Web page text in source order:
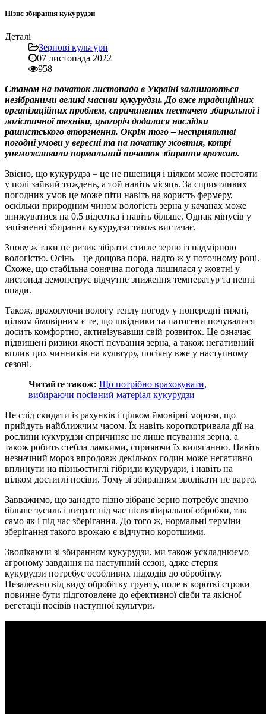
Пізнє збирання кукурудзи
Деталі
Зернові культури
07 листопада 2022
958
Станом на початок листопада в Україні залишаються
незібраними великі масиви кукурудзи. До вже традиційних
організаційних проблем, спричинених нестачею збиральної і
логістичної техніки, цьогоріч додалися наслідки
рашистського вторгнення. Окрім того – несприятливі
погодні умови у вересні та на початку жовтня, котрі
унеможливили нормальний початок збирання врожаю.
Звісно, що кукурудза – це не пшениця і цілком може постояти
у полі зайвий тиждень, а той навіть місяць. За сприятливих
погодних умов це може піти навіть на користь фермеру,
оскільки природним чином вологість зерна у качанах може
знижуватися на 0,5 відсотка і навіть більше. Однак мінусів у
запізненні збирання кукурудзи також вистачає.
Знову ж таки це ризик зібрати стигле зерно із надмірною
вологістю. Осінь – це дощова пора, надто ж у поточному році.
Схоже, що стабільна сонячна погода лишилася у жовтні у
листопад демонструє відчутне зниження температур та певні
опади.
Також, враховуючи вологу теплу погоду у попередні тижні,
цілком ймовірним є те, що шкідники та патогени почувалися
досить комфортно, активізувавши свій розвиток. Це означає
підвищені ризики якості псування зерна, а також негативний
вплив цих чинників на культуру, посіяну вже у наступному
сезоні.
Читайте також: Що потрібно враховувати,
вибираючи посівний матеріал кукурудзи
Не слід скидати із рахунків і цілком ймовірні морози, що
прийдуть найближчим часом. Їх навіть короткотривала дії на
рослини кукурудзи спричиняє не лише псування зерна, а
також робить стебла ламкими, сприяючи їх виляганню. Навіть
незначний мороз впродовж декількох годин може негативно
вплинути на пізньостиглі гібриди кукурудзи, і навіть на
цілком достиглі посіви. Тому зі збиранням зволікати не варто.
Завважимо, що занадто пізно зібране зерно потребує значно
більше зусиль і витрат під час післязбиральної обробки, так
само як і під час зберігання. До того ж, нормальні терміни
зберігання такого врожаю є відчутно коротшими.
Зволікаючи зі збиранням кукурудзи, ми також ускладнюємо
агроному завдання на наступний сезон, адже стерня
кукурудзи потребує особливих підходів до обробітку.
Незалежно від виду обробітку грунту, поле в короткі строки
повинне бути підготовлене до ефективної сівби та якісної
вегетації посівів наступної культури.